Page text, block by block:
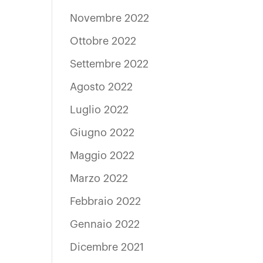
Novembre 2022
Ottobre 2022
Settembre 2022
Agosto 2022
Luglio 2022
Giugno 2022
Maggio 2022
Marzo 2022
Febbraio 2022
Gennaio 2022
Dicembre 2021